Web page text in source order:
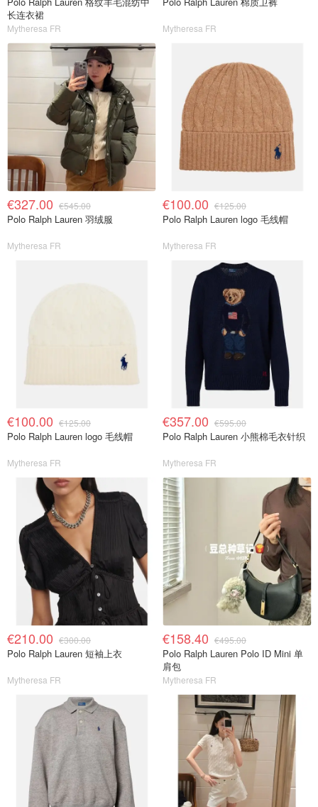
长连衣裙
Mytheresa FR Mytheresa FR
€327.00 €545.00
Polo Ralph Lauren 羽绒服
Mytheresa FR
€100.00 €125.00
Polo Ralph Lauren logo 毛线帽
Mytheresa FR
€100.00 €125.00
Polo Ralph Lauren logo 毛线帽
Mytheresa FR
€357.00 €595.00
Polo Ralph Lauren 小熊棉毛衣针织
Mytheresa FR
€210.00 €300.00
Polo Ralph Lauren 短袖上衣
Mytheresa FR
€158.40 €495.00
Polo Ralph Lauren Polo ID Mini 单
肩包
Mytheresa FR